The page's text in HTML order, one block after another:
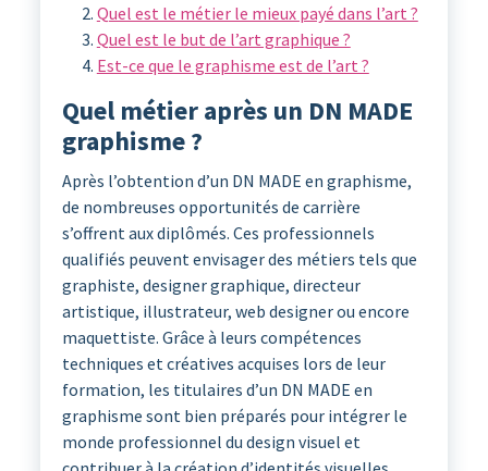
Quel est le métier le mieux payé dans l’art ?
Quel est le but de l’art graphique ?
Est-ce que le graphisme est de l’art ?
Quel métier après un DN MADE
graphisme ?
Après l’obtention d’un DN MADE en graphisme,
de nombreuses opportunités de carrière
s’offrent aux diplômés. Ces professionnels
qualifiés peuvent envisager des métiers tels que
graphiste, designer graphique, directeur
artistique, illustrateur, web designer ou encore
maquettiste. Grâce à leurs compétences
techniques et créatives acquises lors de leur
formation, les titulaires d’un DN MADE en
graphisme sont bien préparés pour intégrer le
monde professionnel du design visuel et